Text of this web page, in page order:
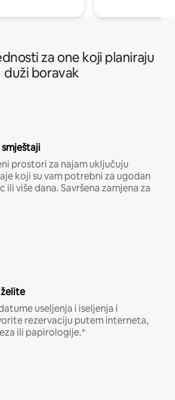
za one koji planiraju
duži boravak
prostori za najam uključuju
koji su vam potrebni za ugodan
ili više dana. Savršena zamjena za
useljenja i iseljenja i
rezervaciju putem interneta,
ili papirologije.*